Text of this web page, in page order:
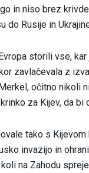
in niso brez
do Rusije in
storili vse,
zavlačevala z
očitno nikoli
za Kijev, da
tako s
invazijo in
na Zahodu